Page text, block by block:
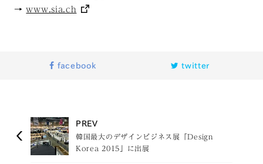
→www.sia.ch
facebook twitter
PREV
韓国最大のデザインビジネス展「Design
Korea 2015」に出展